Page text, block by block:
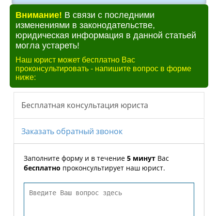
Внимание! В связи с последними
изменениями в законодательстве,
юридическая информация в данной статьей
могла устареть!
Наш юрист может бесплатно Вас
проконсультировать - напишите вопрос в форме
ниже: